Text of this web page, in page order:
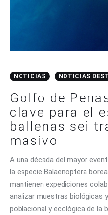
NOTICIAS NOTICIAS
Golfo de
clave para el
ballenas sei
masivo
A una década del mayor
la especie Balaenoptera
mantienen expediciones
analizar muestras biológicas
poblacional y ecológica de la